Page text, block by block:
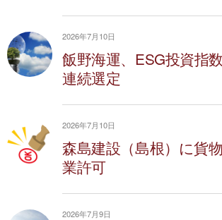
2026年7月10日
飯野海運、ESG投資指
連続選定
2026年7月10日
森島建設（島根）に貨
業許可
2026年7月9日